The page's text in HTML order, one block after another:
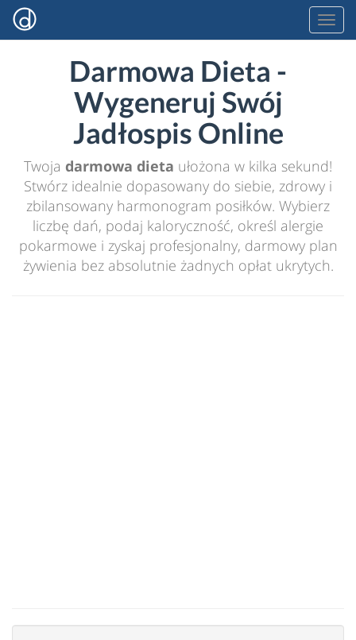
Darmowa Dieta -
Wygeneruj Swój
Jadłospis Online
Twoja darmowa dieta ułożona w kilka sekund!
Stwórz idealnie dopasowany do siebie, zdrowy i
zbilansowany harmonogram posiłków. Wybierz
liczbę dań, podaj kaloryczność, określ alergie
pokarmowe i zyskaj profesjonalny, darmowy plan
żywienia bez absolutnie żadnych opłat ukrytych.